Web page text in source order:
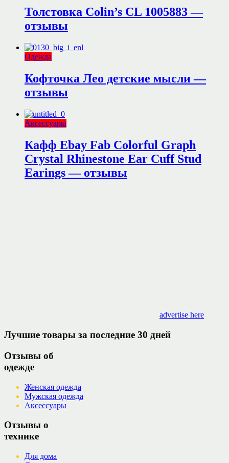
Толстовка Colin’s CL 1005883 —
отзывы
Одежда
Кофточка Лео детские мысли —
отзывы
Аксессуары
Кафф Ebay Fab Colorful Graph
Crystal Rhinestone Ear Cuff Stud
Earings — отзывы
advertise here
Лучшие товары за последние 30 дней
Отзывы об
одежде
Женская одежда
Мужская одежда
Аксессуары
Отзывы о
технике
Для дома